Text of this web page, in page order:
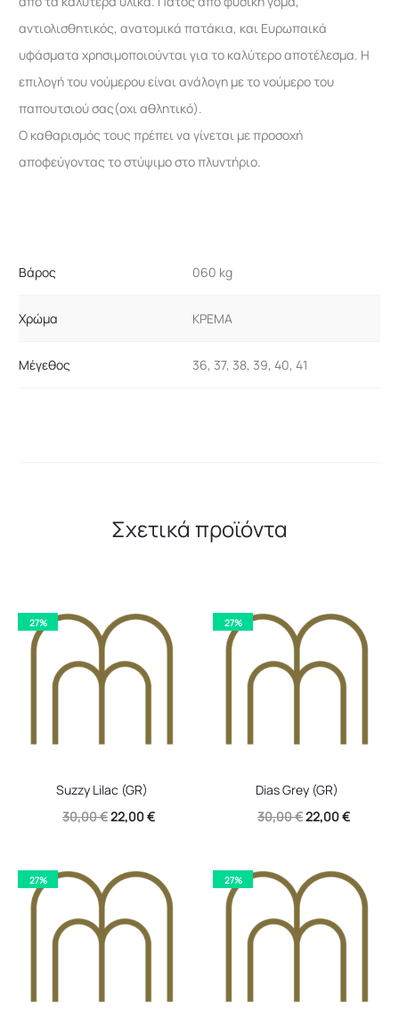
αντιολισθητικός, ανατομικά πατάκια, και Ευρωπαικά
υφάσματα χρησιμοποιούνται για το καλύτερο αποτέλεσμα. Η
επιλογή του νούμερου είναι ανάλογη με το νούμερο του
παπουτσιού σας(οχι αθλητικό).
Ο καθαρισμός τους πρέπει να γίνεται με προσοχή
αποφεύγοντας το στύψιμο στο πλυντήριο.
Βάρος 060 kg
Χρώμα ΚΡΕΜΑ
Μέγεθος 36, 37, 38, 39, 40, 41
Σχετικά προϊόντα
27%
Suzzy Lilac (GR)
30,00€Original
was:
30,00 €.
22,00€Η
είναι:
27%
Dias Grey (GR)
30,00€Original
was:
30,00 €.
22,00€Η
είναι:
27% 27%